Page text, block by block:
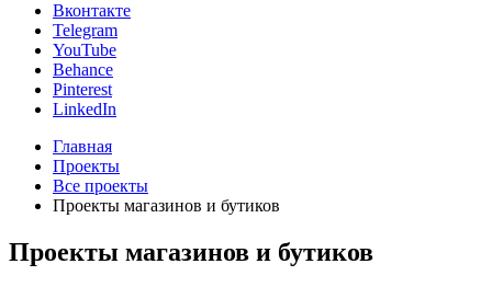
Вконтакте
Telegram
YouTube
Behance
Pinterest
LinkedIn
Главная
Проекты
Все проекты
Проекты магазинов и бутиков
Проекты магазинов и бутиков